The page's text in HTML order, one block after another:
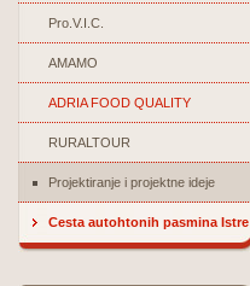
Pro.V.I.C.
AMAMO
ADRIA FOOD QUALITY
RURALTOUR
Projektiranje i projektne ideje
Cesta autohtonih pasmina Istre